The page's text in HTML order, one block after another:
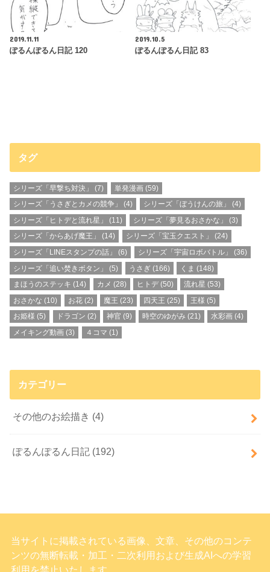
2019.11.11
ぽるんぽるん日記 120
2019.10.5
ぽるんぽるん日記 83
タグ
シリーズ「早撃ち対決」 (7) 単発漫画(59)
シリーズ「うさぎとカメの競争」
(4) シリーズ「ぼうけんの旅」
(4)
シリーズ「ヒトデと流れ星」
(11) シリーズ「夢見るおさかな」
(3)
シリーズ「からあげ魔王」
(14) シリーズ「宝玉クエスト」
(24)
シリーズ「LINEスタンプの話」
(6) シリーズ「宇宙ロボバトル」
(36)
シリーズ「追い焚きボタン」
(5) うさぎ (166) くま (148)
まほうのステッキ (14) カメ (28) ヒトデ(50) 流れ星 (53)
おさかな (10) お花(2) 魔王 (23) 四天王 (25) 王様 (5)
お姫様 (5) ドラゴン (2) 神官 (9) 時空のゆがみ (21) 水彩画 (4)
メイキング動画 (3) ４コマ (1)
カテゴリー
その他のお絵描き (4)
ぽるんぽるん日記 (192)
当サイトに掲載されている画像、文章、その他のコンテ
ンツの無断転載・加工・二次利用および生成AIへの学習
利用を禁止いたします。